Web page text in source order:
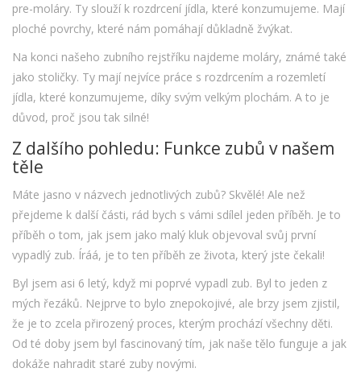
pre-moláry. Ty slouží k rozdrcení jídla, které konzumujeme. Mají
ploché povrchy, které nám pomáhají důkladně žvýkat.
Na konci našeho zubního rejstříku najdeme moláry, známé také
jako stoličky. Ty mají nejvíce práce s rozdrcením a rozemletí
jídla, které konzumujeme, díky svým velkým plochám. A to je
důvod, proč jsou tak silné!
Z dalšího pohledu: Funkce zubů v našem
těle
Máte jasno v názvech jednotlivých zubů? Skvělé! Ale než
přejdeme k další části, rád bych s vámi sdílel jeden příběh. Je to
příběh o tom, jak jsem jako malý kluk objevoval svůj první
vypadlý zub. Íráá, je to ten příběh ze života, který jste čekali!
Byl jsem asi 6 letý, když mi poprvé vypadl zub. Byl to jeden z
mých řezáků. Nejprve to bylo znepokojivé, ale brzy jsem zjistil,
že je to zcela přirozený proces, kterým prochází všechny děti.
Od té doby jsem byl fascinovaný tím, jak naše tělo funguje a jak
dokáže nahradit staré zuby novými.